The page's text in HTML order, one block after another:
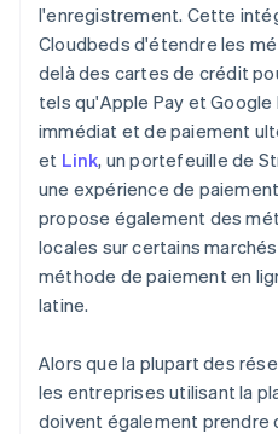
l'enregistrement. Cette
Cloudbeds d'étendre les
delà des cartes de crédit
tels qu'Apple Pay et
immédiat et de paiement
et Link, un portefeuille de
une expérience de
propose également des
locales sur certains
méthode de paiement en
latine.
Alors que la plupart des
les entreprises utilisant la
doivent également prendre